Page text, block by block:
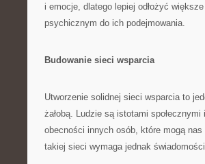
i emocje, dlatego lepiej odłożyć
psychicznym do ich podejmowania.
Budowanie sieci wsparcia
Utworzenie solidnej sieci wsparcia to
żałobą. Ludzie są istotami
obecności innych osób, które mogą
takiej sieci wymaga jednak